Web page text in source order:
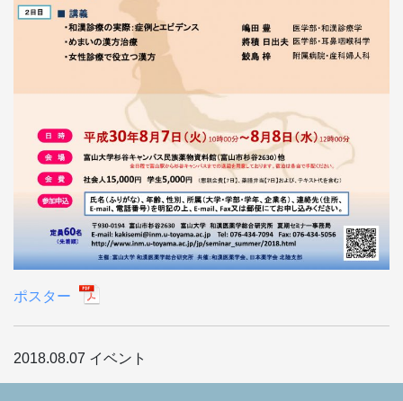
ポスター
2018.08.07 イベント